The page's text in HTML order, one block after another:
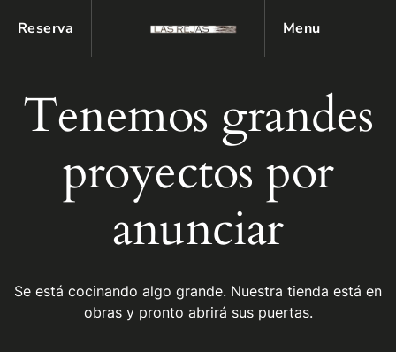
Reserva Menu
Tenemos grandes
proyectos por
anunciar
Se está cocinando algo grande. Nuestra tienda está en
obras y pronto abrirá sus puertas.